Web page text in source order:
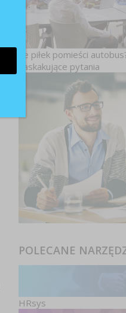
Ile piłek pomieści
zaskakujące pytania
POLECANE
HRsys